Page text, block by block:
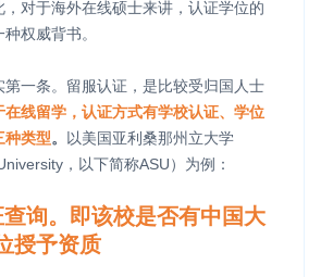
对于海外在线硕士来讲，认证学位的
权威背书。
第一条。留服认证，是比较受归国人士
在线留学，认证方式有学校认证、学位
种类型。 以美国亚利桑那州立大学
，以下简称ASU）为例：
询。即该校是否有中国大
授予资质